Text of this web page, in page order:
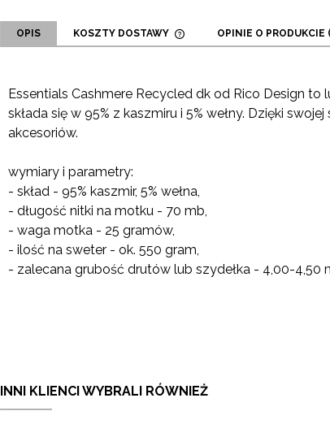
OPIS KOSZTY DOSTAWY OPINIE O PRODUKCIE
Essentials Cashmere Recycled dk od Rico Design to
składa się w 95% z kaszmiru i 5% wełny. Dzięki
akcesoriów.
wymiary i parametry:
- skład - 95% kaszmir, 5% wełna,
- długość nitki na motku - 70 mb,
- waga motka - 25 gramów,
- ilość na sweter - ok. 550 gram,
- zalecana grubość drutów lub szydełka - 4,00-4,50
INNI KLIENCI WYBRALI RÓWNIEŻ